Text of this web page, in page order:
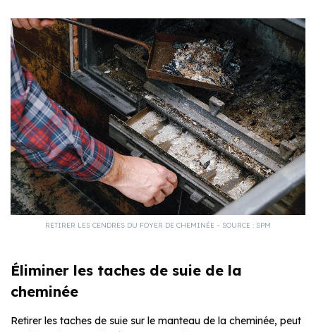
RETIRER LES CENDRES DU FOYER DE CHEMINÉE – SOURCE : SPM
Éliminer les taches de suie de la
cheminée
Retirer les taches de suie sur le manteau de la cheminée, peut